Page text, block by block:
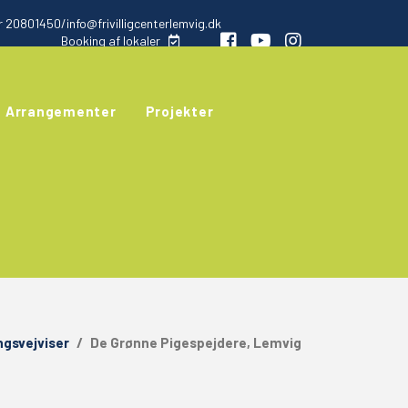
20801450/info@frivilligcenterlemvig.dk
Booking af lokaler
Arrangementer Projekter
/ De Grønne Pigespejdere, Lemvig